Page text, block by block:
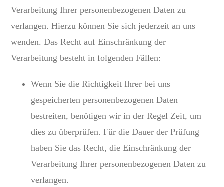
Verarbeitung Ihrer personenbezogenen Daten zu
verlangen. Hierzu können Sie sich jederzeit an uns
wenden. Das Recht auf Einschränkung der
Verarbeitung besteht in folgenden Fällen:
Wenn Sie die Richtigkeit Ihrer bei uns
gespeicherten personenbezogenen Daten
bestreiten, benötigen wir in der Regel Zeit, um
dies zu überprüfen. Für die Dauer der Prüfung
haben Sie das Recht, die Einschränkung der
Verarbeitung Ihrer personenbezogenen Daten zu
verlangen.